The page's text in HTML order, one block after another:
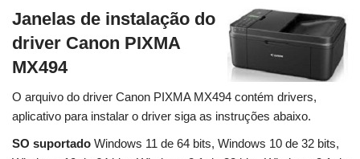
Janelas de instalação do
driver Canon PIXMA
MX494
O arquivo do driver Canon PIXMA MX494 contém drivers,
aplicativo para instalar o driver siga as instruções abaixo.
SO suportado Windows 11 de 64 bits, Windows 10 de 32 bits,